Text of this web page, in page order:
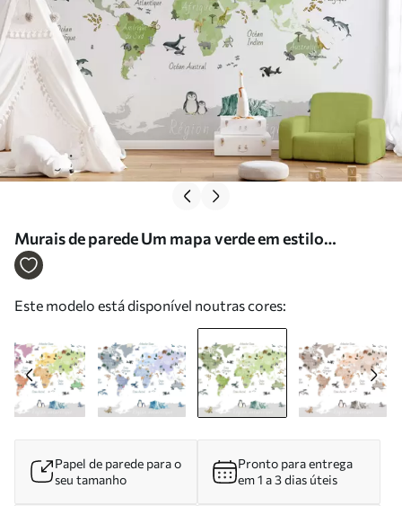
Murais de parede Um mapa verde em estilo
aquarela, com animais, plantas e arquitetura.
Este modelo está disponível noutras cores:
Papel de parede para o
seu tamanho
Pronto para entrega
em 1 a 3 dias úteis